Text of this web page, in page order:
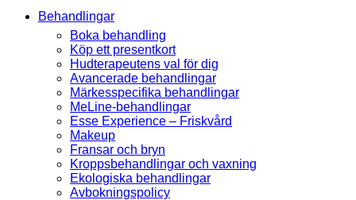
Behandlingar
Boka behandling
Köp ett presentkort
Hudterapeutens val för dig
Avancerade behandlingar
Märkesspecifika behandlingar
MeLine-behandlingar
Esse Experience – Friskvård
Makeup
Fransar och bryn
Kroppsbehandlingar och vaxning
Ekologiska behandlingar
Avbokningspolicy